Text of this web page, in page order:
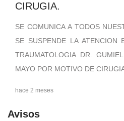
CIRUGIA.
SE COMUNICA A TODOS
SE SUSPENDE LA ATENCION
TRAUMATOLOGIA DR.
MAYO POR MOTIVO DE
hace 2 meses
Avisos